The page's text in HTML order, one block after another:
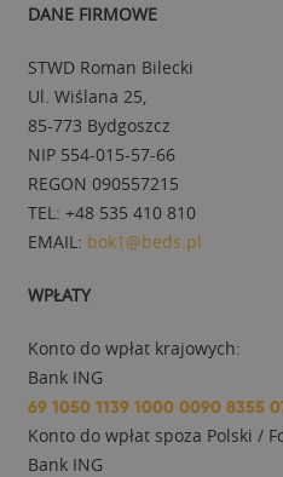
DANE FIRMOWE
STWD Roman Bilecki
Ul. Wiślana 25,
85-773 Bydgoszcz
NIP 554-015-57-66
REGON 090557215
TEL: +48 535 410 810
EMAIL: bok1@beds.pl
WPŁATY
Konto do wpłat krajowych:
Bank ING
69 1050 1139 1000 0090 8355
Konto do wpłat spoza Polski /
Bank ING